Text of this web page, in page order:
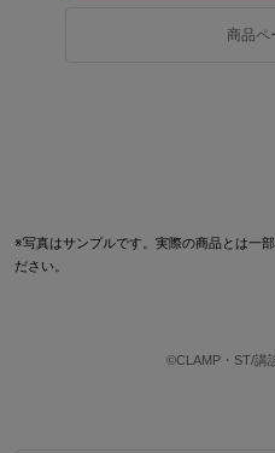
商品ペ
※写真はサンプルです。実際の商品とは一
ださい。
©CLAMP・ST/講